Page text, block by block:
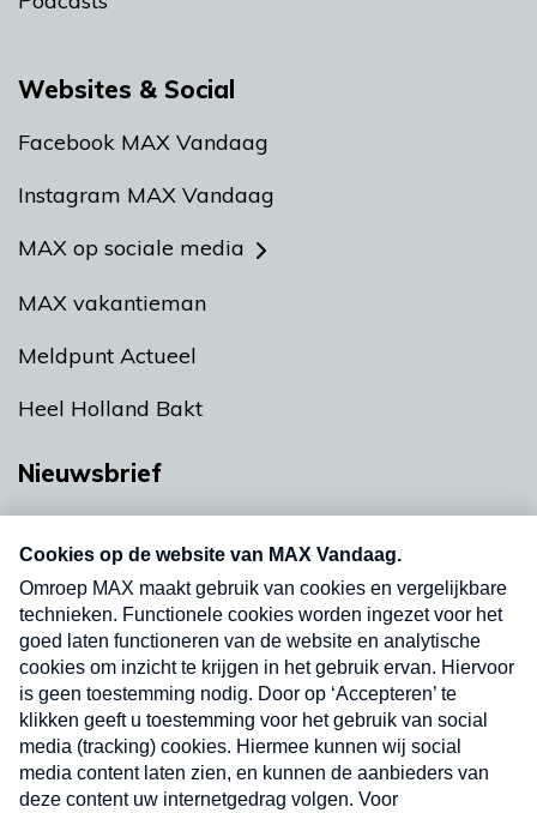
Websites & Social
Facebook MAX Vandaag
Instagram MAX Vandaag
MAX op sociale media
MAX vakantieman
Meldpunt Actueel
Heel Holland Bakt
Nieuwsbrief
nieuwsbrief. Elke vrijdag- en dinsdagochtend in
uw mailbox.
Verzend